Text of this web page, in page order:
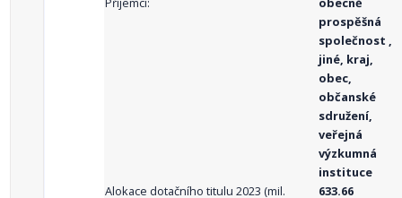
prospěšná
společnost ,
jiné, kraj,
obec,
občanské
sdružení,
veřejná
výzkumná
instituce
Alokace dotačního titulu 2023 (mil.
633.66